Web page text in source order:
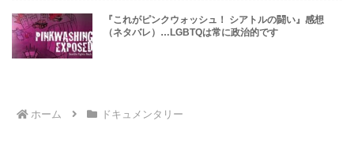
『これがピンクウォッシュ！ シアトルの闘い』感想
（ネタバレ）…LGBTQは常に政治的です
ホーム ドキュメンタリー